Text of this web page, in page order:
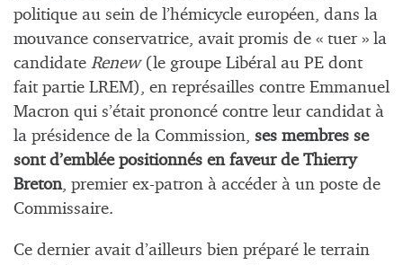
politique au sein de l’hémicycle européen, dans la
mouvance conservatrice, avait promis de « tuer » la
candidate Renew(le groupe Libéral au PE dont
fait partie LREM), en représailles contre Emmanuel
Macron qui s’était prononcé contre leur candidat à
la présidence de la Commission, ses membres se
sont d’emblée positionnés en faveur de Thierry
Breton, premier ex-patron à accéder à un poste de
Commissaire.
Ce dernier avait d’ailleurs bien préparé le terrain